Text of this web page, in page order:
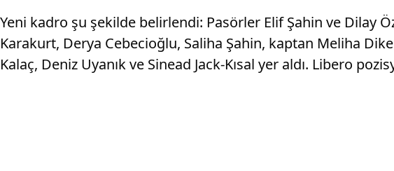
Yeni kadro şu şekilde belirlendi: Pasörler Elif Şahin ve Dilay
Karakurt, Derya Cebecioğlu, Saliha Şahin, kaptan Meliha
Kalaç, Deniz Uyanık ve Sinead Jack-Kısal yer aldı. Libero